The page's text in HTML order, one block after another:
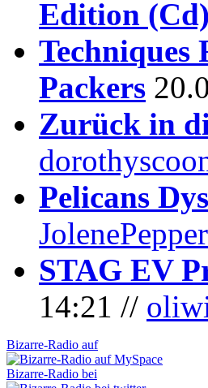
Edition (Cd)
Techniques
Packers
Zurück in
Pelicans
STAG EV
14:21 //
Bizarre-Radio auf
Bizarre-Radio bei